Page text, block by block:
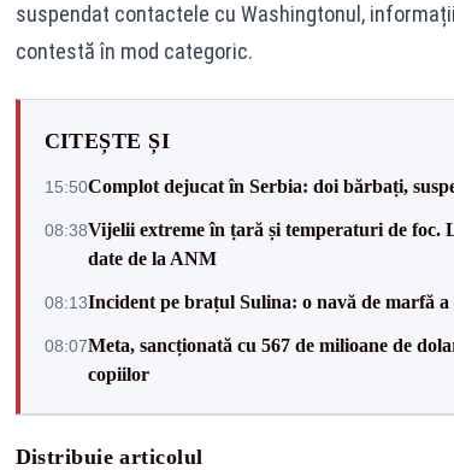
suspendat contactele cu Washingtonul,
contestă în mod categoric.
CITEȘTE ȘI
15:50Complot dejucat în Serbia: doi bărbați,
08:38Vijelii extreme în țară și temperaturi de foc.
date de la ANM
08:13Incident pe brațul Sulina: o navă de marfă
08:07Meta, sancționată cu 567 de milioane de
copiilor
Distribuie articolul